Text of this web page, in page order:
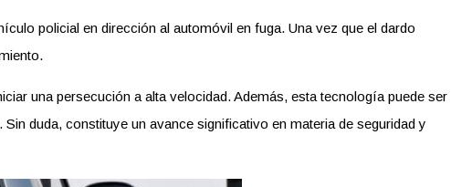
policial en dirección al automóvil en fuga. Una vez que el dardo
una persecución a alta velocidad. Además, esta tecnología puede ser
duda, constituye un avance significativo en materia de seguridad y